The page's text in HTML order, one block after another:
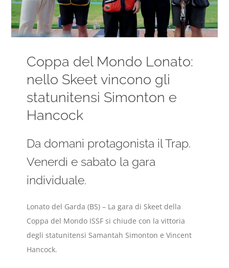
Coppa del Mondo Lonato:
nello Skeet vincono gli
statunitensi Simonton e
Hancock
Da domani protagonista il Trap.
Venerdì e sabato la gara
individuale.
Lonato del Garda (BS) – La gara di Skeet della
Coppa del Mondo ISSF si chiude con la vittoria
degli statunitensi Samantah Simonton e Vincent
Hancock.